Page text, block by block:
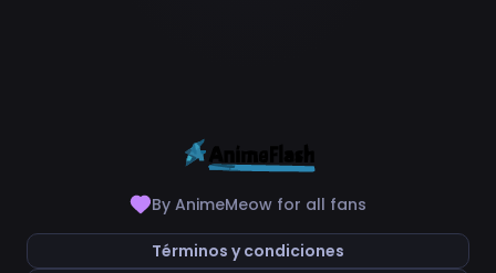
By AnimeMeow for all fans
Términos y condiciones